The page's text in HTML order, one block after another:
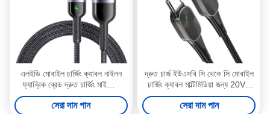
এলইডি মোবাইল চার্জিং ক্যাবল নাইলন
ফ্যাব্রিক ব্রেড দ্রুত চার্জিং মাইক্রো
ইউএসবি ডেটা ক্যাবল 0.5M 1M 2M
সেরা দাম পান
দ্রুত চার্জ ইউএসবি সি থেকে সি মোবাইল
চার্জিং ক্যাবল মাল্টিমিডিয়া জন্য 20V /
3A ম্যাক্স
সেরা দাম পান